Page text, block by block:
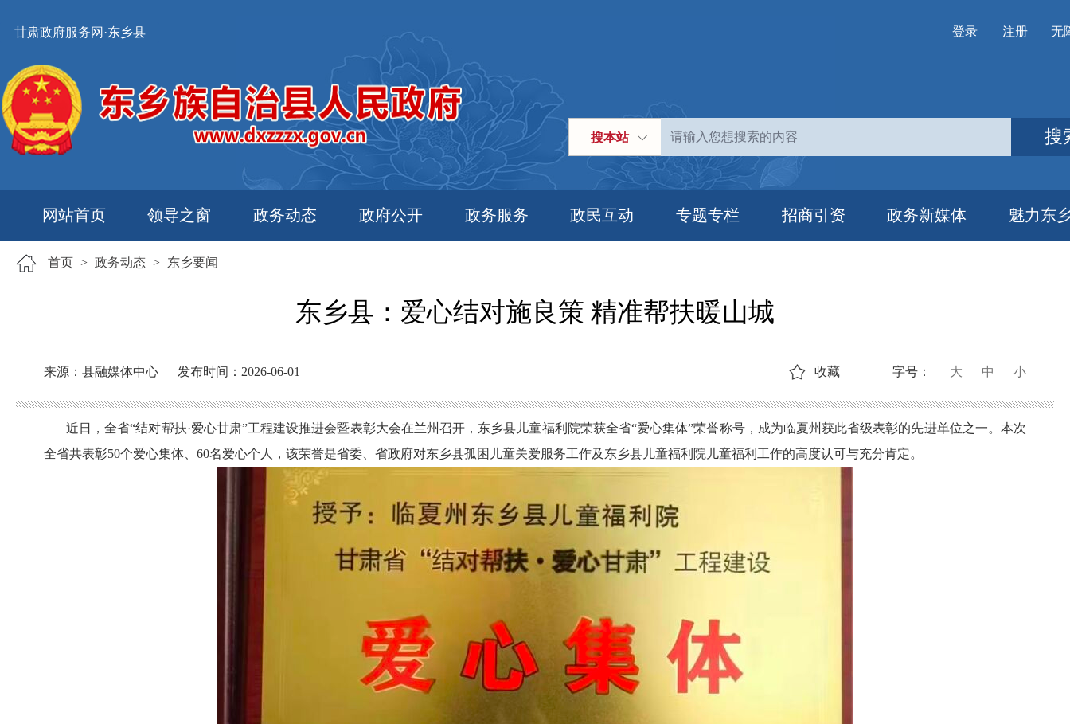
甘肃政府服务网·东乡县 登录 | 注册 无
搜本站 搜
网站首页 领导之窗 政务动态 政府公开 政务服务 政民互动 专题专栏 招商引资 政务新媒体 魅力东
首页 > 政务动态 > 东乡要闻
东乡县：爱心结对施良策 精准帮扶暖山城
来源：县融媒体中心 发布时间：2026-06-01 字号： 大 中 小
收藏
近日，全省“结对帮扶·爱心甘肃”工程建设推进会暨表彰大会在兰州召开，东乡县儿童福利院荣获全省“爱心集体”荣誉称号，成为临夏州获此省级表彰的先进单位之一。本次
全省共表彰50个爱心集体、60名爱心个人，该荣誉是省委、省政府对东乡县孤困儿童关爱服务工作及东乡县儿童福利院儿童福利工作的高度认可与充分肯定。